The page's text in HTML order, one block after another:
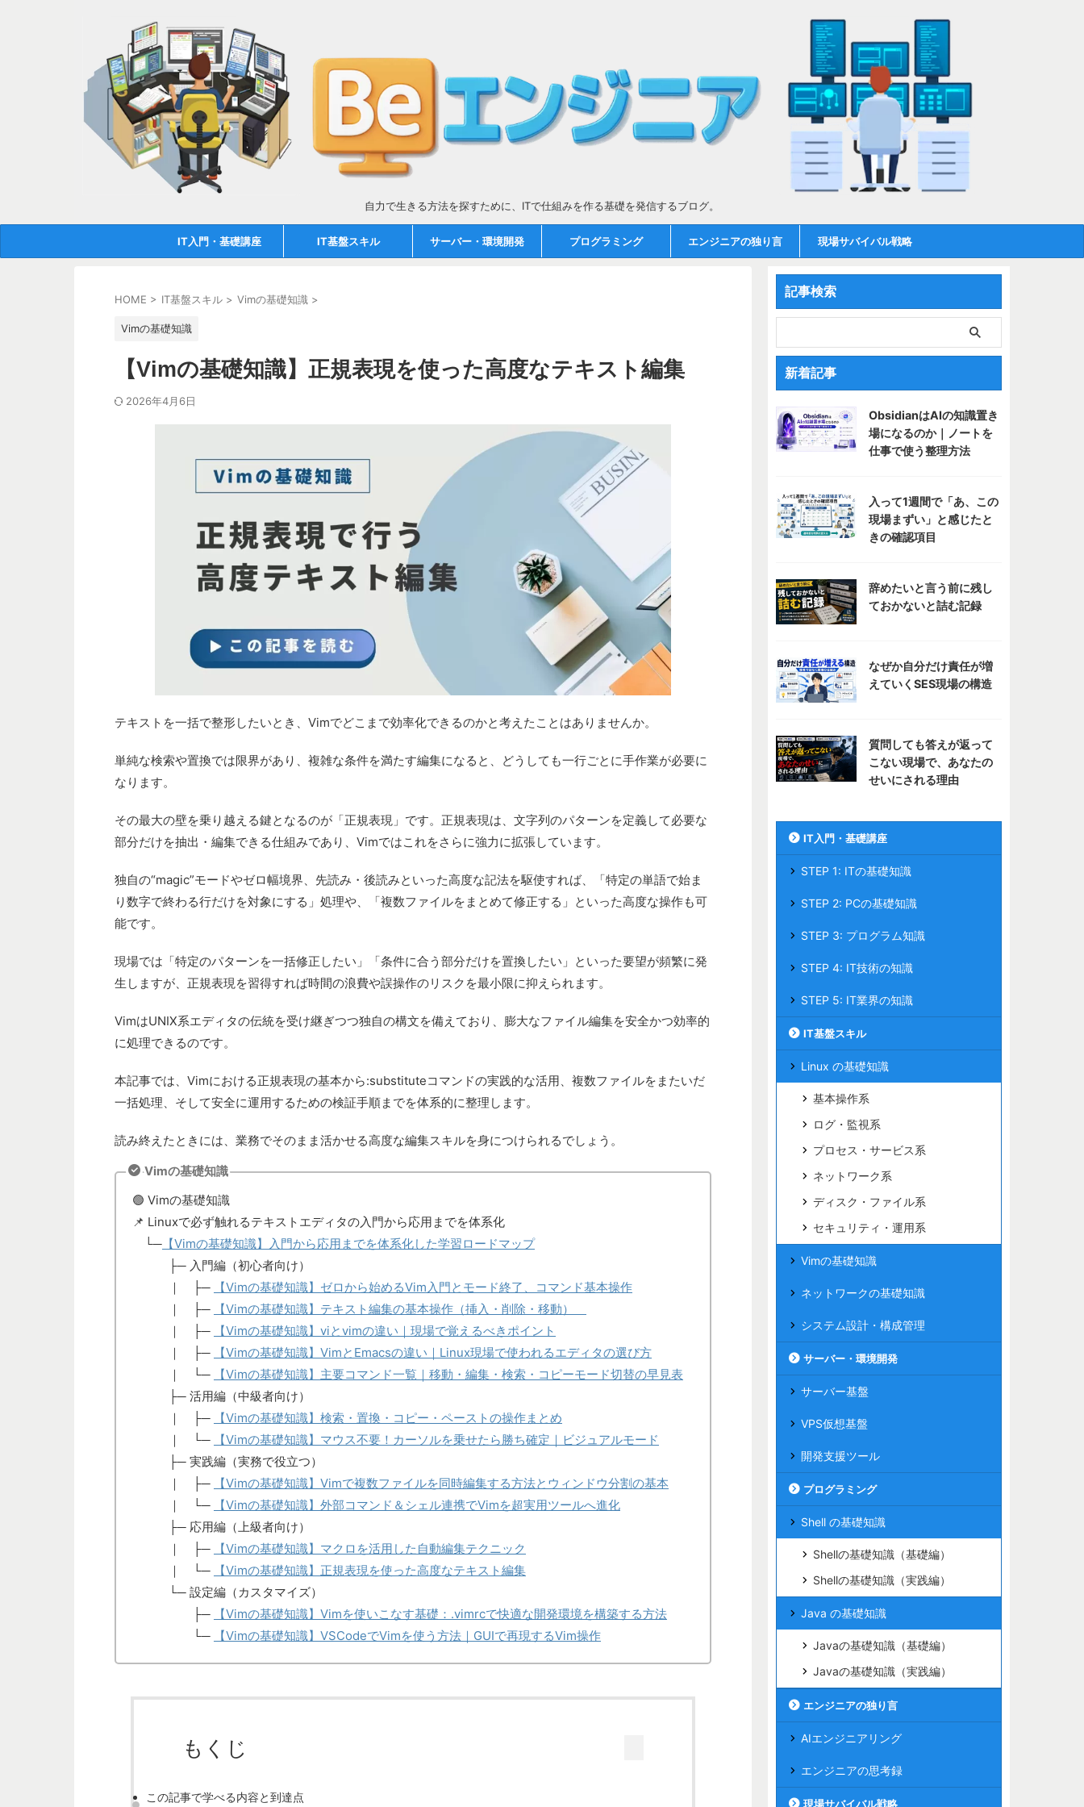
自力で生きる方法を探すために、ITで仕組みを作る基礎を発信するブログ。
IT入門・基礎講座 IT基盤スキル サーバー・環境開発 プログラミング エンジニアの独り言 現場サバイバル戦略
HOME > IT基盤スキル > Vimの基礎知識 >
Vimの基礎知識
【Vimの基礎知識】正規表現を使った高度なテキスト編集
2026年4月6日
テキストを一括で整形したいとき、Vimでどこまで効率化できるのかと考えたことはありませんか。
単純な検索や置換では限界があり、複雑な条件を満たす編集になると、どうしても一行ごとに手作業が必要に
なります。
その最大の壁を乗り越える鍵となるのが「正規表現」です。正規表現は、文字列のパターンを定義して必要な
部分だけを抽出・編集できる仕組みであり、Vimではこれをさらに強力に拡張しています。
独自の“magic”モードやゼロ幅境界、先読み・後読みといった高度な記法を駆使すれば、「特定の単語で始ま
り数字で終わる行だけを対象にする」処理や、「複数ファイルをまとめて修正する」といった高度な操作も可
能です。
現場では「特定のパターンを一括修正したい」「条件に合う部分だけを置換したい」といった要望が頻繁に発
生しますが、正規表現を習得すれば時間の浪費や誤操作のリスクを最小限に抑えられます。
VimはUNIX系エディタの伝統を受け継ぎつつ独自の構文を備えており、膨大なファイル編集を安全かつ効率的
に処理できるのです。
本記事では、Vimにおける正規表現の基本から:substituteコマンドの実践的な活用、複数ファイルをまたいだ
一括処理、そして安全に運用するための検証手順までを体系的に整理します。
読み終えたときには、業務でそのまま活かせる高度な編集スキルを身につけられるでしょう。
Vimの基礎知識
🟢 Vimの基礎知識
📌 Linuxで必ず触れるテキストエディタの入門から応用までを体系化
└─ 【Vimの基礎知識】入門から応用までを体系化した学習ロードマップ
├─ 入門編（初心者向け）
｜ ├─
【Vimの基礎知識】ゼロから始めるVim入門とモード終了、コマンド基本操作
｜ ├─
【Vimの基礎知識】テキスト編集の基本操作（挿入・削除・移動）
｜ ├─
【Vimの基礎知識】viとvimの違い｜現場で覚えるべきポイント
｜ ├─
【Vimの基礎知識】VimとEmacsの違い｜Linux現場で使われるエディタの選び方
｜ └─
【Vimの基礎知識】主要コマンド一覧｜移動・編集・検索・コピーモード切替の早見表
├─ 活用編（中級者向け）
｜ ├─
【Vimの基礎知識】検索・置換・コピー・ペーストの操作まとめ
｜ └─
【Vimの基礎知識】マウス不要！カーソルを乗せたら勝ち確定｜ビジュアルモード
├─ 実践編（実務で役立つ）
｜ ├─
【Vimの基礎知識】Vimで複数ファイルを同時編集する方法とウィンドウ分割の基本
｜ └─
【Vimの基礎知識】外部コマンド＆シェル連携でVimを超実用ツールへ進化
├─ 応用編（上級者向け）
｜ ├─
【Vimの基礎知識】マクロを活用した自動編集テクニック
｜ └─
【Vimの基礎知識】正規表現を使った高度なテキスト編集
└─ 設定編（カスタマイズ）
├─
【Vimの基礎知識】Vimを使いこなす基礎：.vimrcで快適な開発環境を構築する方法
└─
【Vimの基礎知識】VSCodeでVimを使う方法｜GUIで再現するVim操作
もくじ
この記事で学べる内容と到達点
記事検索
新着記事
ObsidianはAIの知識置き
場になるのか｜ノートを
仕事で使う整理方法
入って1週間で「あ、この
現場まずい」と感じたと
きの確認項目
辞めたいと言う前に残し
ておかないと詰む記録
なぜか自分だけ責任が増
えていくSES現場の構造
質問しても答えが返って
こない現場で、あなたの
せいにされる理由
IT入門・基礎講座
STEP 1: ITの基礎知識
STEP 2: PCの基礎知識
STEP 3: プログラム知識
STEP 4: IT技術の知識
STEP 5: IT業界の知識
IT基盤スキル
Linux の基礎知識
基本操作系
ログ・監視系
プロセス・サービス系
ネットワーク系
ディスク・ファイル系
セキュリティ・運用系
Vimの基礎知識
ネットワークの基礎知識
システム設計・構成管理
サーバー・環境開発
サーバー基盤
VPS仮想基盤
開発支援ツール
プログラミング
Shell の基礎知識
Shellの基礎知識（基礎編）
Shellの基礎知識（実践編）
Java の基礎知識
Javaの基礎知識（基礎編）
Javaの基礎知識（実践編）
エンジニアの独り言
AIエンジニアリング
エンジニアの思考録
現場サバイバル戦略